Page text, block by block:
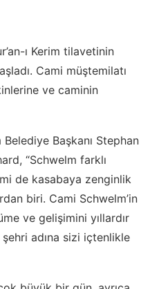
ı Kerim tilavetinin
Cami müştemilatı
ve caminin
Başkanı Stephan
“Schwelm farklı
de kasabaya zenginlik
biri. Cami Schwelm’in
ve gelişimini yıllardır
adına sizi içtenlikle